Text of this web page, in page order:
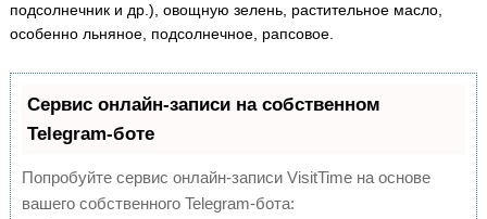
подсолнечник и др.), овощную зелень, растительное масло,
особенно льняное, подсолнечное, рапсовое.
Сервис онлайн-записи на собственном
Telegram-боте
Попробуйте сервис онлайн-записи VisitTime на основе
вашего собственного Telegram-бота: